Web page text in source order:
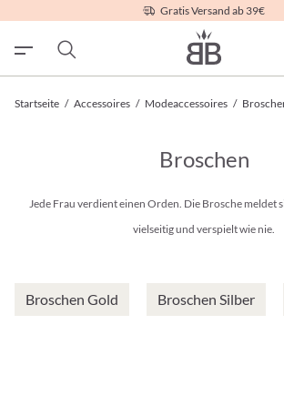
Gratis Versand ab 39€
Startseite / Accessoires / Modeaccessoires /
Broschen
Jede Frau verdient einen Orden. Die Brosche meldet
vielseitig und verspielt wie nie.
Broschen Gold Broschen Silber